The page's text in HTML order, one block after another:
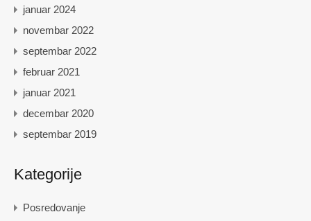
januar 2024
novembar 2022
septembar 2022
februar 2021
januar 2021
decembar 2020
septembar 2019
Kategorije
Posredovanje